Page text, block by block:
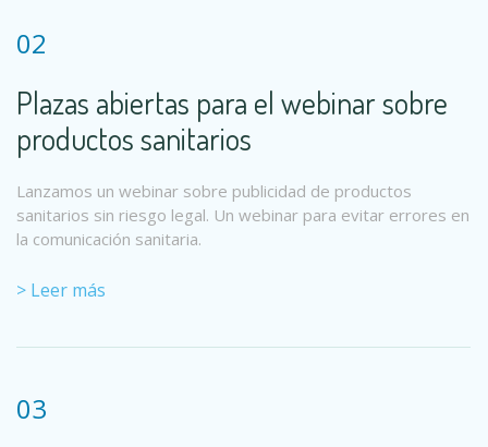
02
Plazas abiertas para el webinar sobre
productos sanitarios
Lanzamos un webinar sobre publicidad de productos
sanitarios sin riesgo legal. Un webinar para evitar errores en
la comunicación sanitaria.
> Leer más
03